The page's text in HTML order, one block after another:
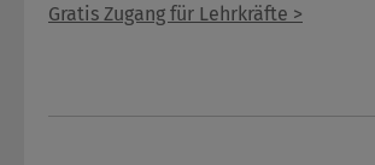
Gratis Zugang für Lehrkräfte >